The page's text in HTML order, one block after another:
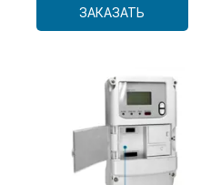
ЗАКАЗАТЬ